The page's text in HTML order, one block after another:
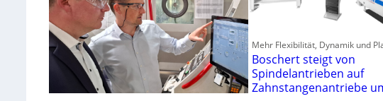
Mehr Flexibilität, Dynamik und
Boschert steigt von
Spindelantrieben auf
Zahnstangenantriebe